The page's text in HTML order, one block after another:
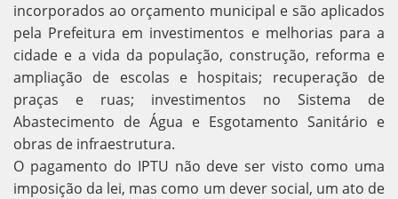
incorporados ao orçamento municipal e são aplicados
pela Prefeitura em investimentos e melhorias para a
cidade e a vida da população, construção, reforma e
ampliação de escolas e hospitais; recuperação de
praças e ruas; investimentos no Sistema de
Abastecimento de Água e Esgotamento Sanitário e
obras de infraestrutura.
O pagamento do IPTU não deve ser visto como uma
imposição da lei, mas como um dever social, um ato de